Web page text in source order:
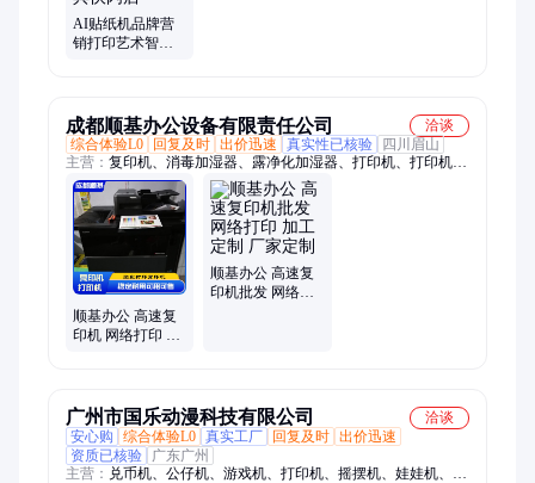
AI贴纸机品牌营
销打印艺术智能
成都顺基办公设备有限责任公司
洽谈
综合体验L0
回复及时 出价迅速 真实性已核验
四川眉山
主营： 复印机、消毒加湿器、露净化加湿器、打印机、打印机硒
鼓、东芝复印机、高速复印机出租、奔图硒鼓
顺基办公 高速复
印机 网络打印 扫
顺基办公 高速复
印机批发 网络打
广州市国乐动漫科技有限公司
洽谈
安心购
综合体验L0 真实工厂 回复及时 出价迅速
资质已核验
广东广州
主营： 兑币机、公仔机、游戏机、打印机、摇摆机、娃娃机、售